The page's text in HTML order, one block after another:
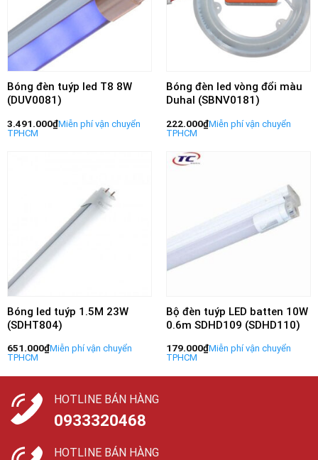
Bóng đèn tuýp led T8 8W
(DUV0081)
3.491.000₫
Bóng đèn led vòng đổi màu
Duhal (SBNV0181)
222.000₫
Bóng led tuýp 1.5M 23W
(SDHT804)
651.000₫
Bộ đèn tuýp LED batten 10W
0.6m SDHD109 (SDHD110)
179.000₫
HOTLINE BÁN HÀNG
0933320468
HOTLINE BÁN HÀNG